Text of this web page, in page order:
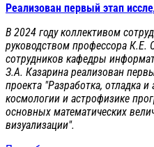
Реализован первый этап
В 2024 году коллективом
руководством профессора К.Е.
сотрудников кафедры
З.А. Казарина реализован
проекта "Разработка, отладка
космологии и астрофизике
основных математических
визуализации".